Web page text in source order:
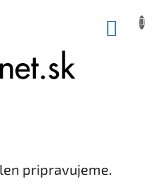
pripravujeme.